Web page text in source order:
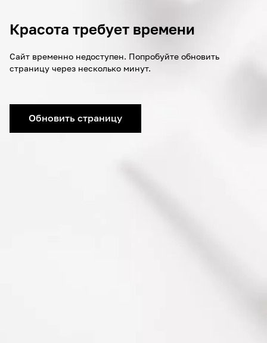
Красота требует времени
Сайт временно недоступен. Попробуйте обновить
страницу через несколько минут.
Обновить страницу